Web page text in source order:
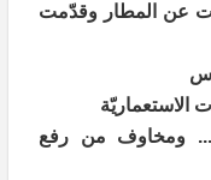
عن المطار وقدّمت
الاستعماريّة
ومخاوف من رفع